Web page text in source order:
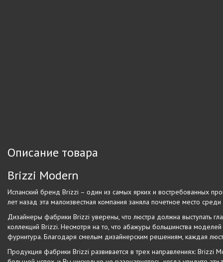
Описание товара
Brizzi Modern
Испанский бренд Brizzi – один из самых ярких и востребованных
лет назад эта малоизвестная компания заняла почетное место
Дизайнеры фабрики Brizzi уверены, что люстра должна выступать
коллекций Brizzi. Несмотря на то, что абажуры большинства
фурнитура. Благодаря смелым дизайнерским решениям, каждая
Продукция фабрики Brizzi развивается в трех направлениях: Brizzi